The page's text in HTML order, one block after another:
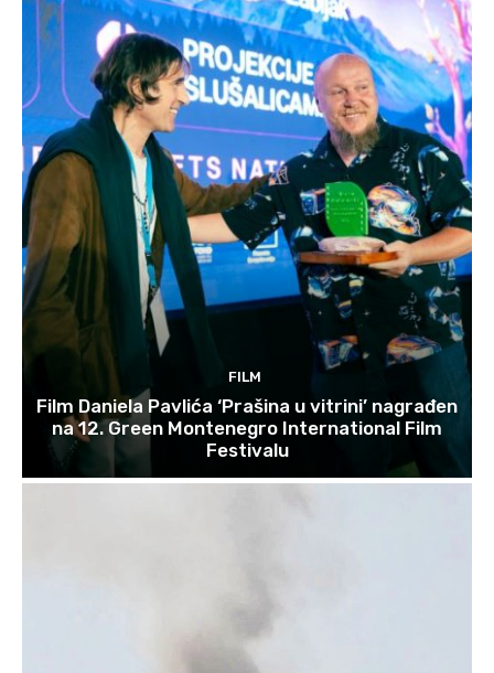
FILM
Film Daniela Pavlića ‘Prašina u vitrini’ nagrađen
na 12. Green Montenegro International Film
Festivalu